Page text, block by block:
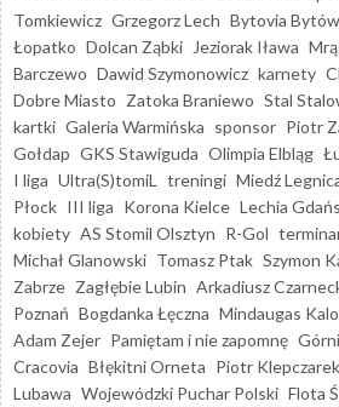
Tomkiewicz Grzegorz Lech Bytovia Bytów
Łopatko Dolcan Ząbki Jeziorak Iława
Barczewo Dawid Szymonowicz karnety
Dobre Miasto Zatoka Braniewo Stal
kartki Galeria Warmińska sponsor Piotr
Gołdap GKS Stawiguda Olimpia Elbląg
I liga Ultra(S)tomiL treningi Miedź
Płock III liga Korona Kielce Lechia
kobiety AS Stomil Olsztyn R-Gol
Michał Glanowski Tomasz Ptak Szymon
Zabrze Zagłębie Lubin Arkadiusz
Poznań Bogdanka Łęczna Mindaugas
Adam Zejer Pamiętam i nie zapomnę
Cracovia Błękitni Orneta Piotr Klepczarek
Lubawa Wojewódzki Puchar Polski Flota